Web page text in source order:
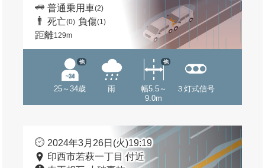
普通乗用車(2)
死亡(0) 負傷(1)
距離129m
25～34歳
他
雨
幅5.5～
9.0m
他
３灯式信号
2024年3月26日(火)19:19
印西市若萩一丁目 付近